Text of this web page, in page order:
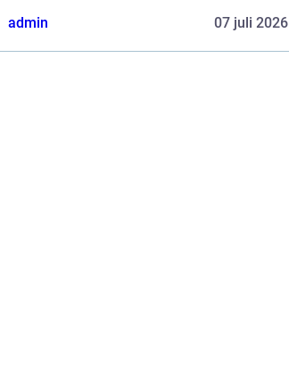
admin 07 juli 2026